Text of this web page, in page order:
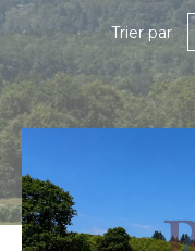
Trier par